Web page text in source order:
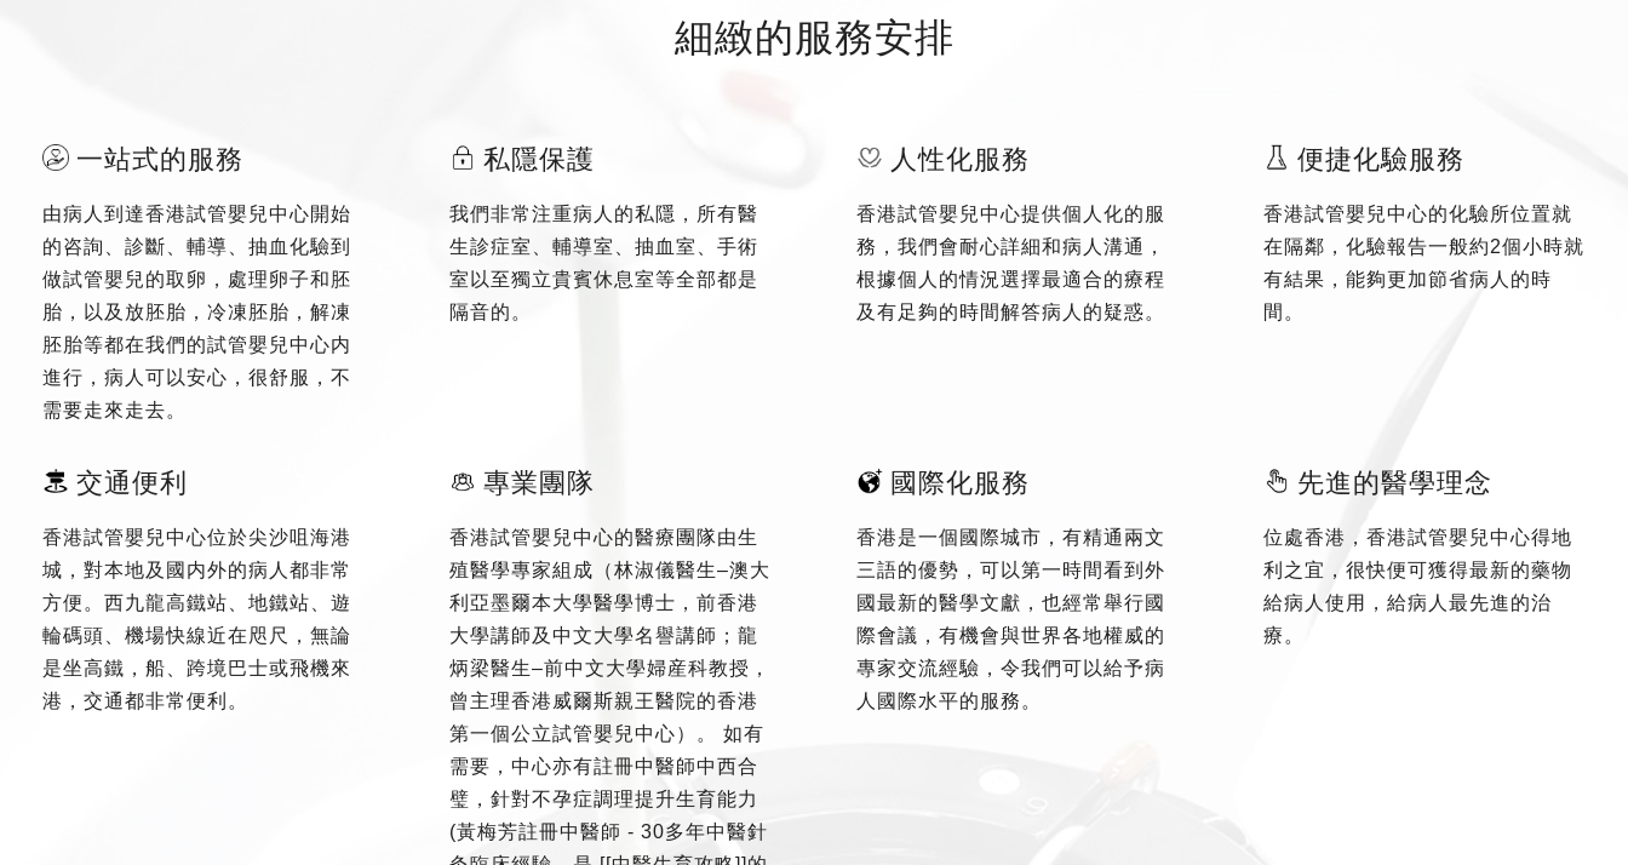
細緻的服務安排
一站式的服務
由病人到達香港試管嬰兒中心開始
的咨詢、診斷、輔導、抽血化驗到
做試管嬰兒的取卵，處理卵子和胚
胎，以及放胚胎，冷凍胚胎，解凍
胚胎等都在我們的試管嬰兒中心内
進行，病人可以安心，很舒服，不
需要走來走去。
私隱保護
我們非常注重病人的私隱，所有醫
生診症室、輔導室、抽血室、手術
室以至獨立貴賓休息室等全部都是
隔音的。
人性化服務
香港試管嬰兒中心提供個人化的服
務，我們會耐心詳細和病人溝通，
根據個人的情況選擇最適合的療程
及有足夠的時間解答病人的疑惑。
便捷化驗服務
香港試管嬰兒中心的化驗所位置就
在隔鄰，化驗報告一般約2個小時就
有結果，能夠更加節省病人的時
間。
交通便利
香港試管嬰兒中心位於尖沙咀海港
城，對本地及國内外的病人都非常
方便。西九龍高鐵站、地鐵站、遊
輪碼頭、機場快線近在咫尺，無論
是坐高鐵，船、跨境巴士或飛機來
港，交通都非常便利。
專業團隊
香港試管嬰兒中心的醫療團隊由生
殖醫學專家組成（林淑儀醫生–澳大
利亞墨爾本大學醫學博士，前香港
大學講師及中文大學名譽講師；龍
炳梁醫生–前中文大學婦産科教授，
曾主理香港威爾斯親王醫院的香港
第一個公立試管嬰兒中心）。 如有
需要，中心亦有註冊中醫師中西合
璧，針對不孕症調理提升生育能力
(黃梅芳註冊中醫師 - 30多年中醫針
國際化服務
香港是一個國際城市，有精通兩文
三語的優勢，可以第一時間看到外
國最新的醫學文獻，也經常舉行國
際會議，有機會與世界各地權威的
專家交流經驗，令我們可以給予病
人國際水平的服務。
先進的醫學理念
位處香港，香港試管嬰兒中心得地
利之宜，很快便可獲得最新的藥物
給病人使用，給病人最先進的治
療。